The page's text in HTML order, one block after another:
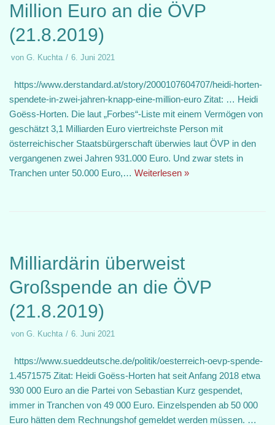
Million Euro an die ÖVP
(21.8.2019)
von G. Kuchta 6. Juni 2021
https://www.derstandard.at/story/2000107604707/heidi-horten-
spendete-in-zwei-jahren-knapp-eine-million-euro Zitat: … Heidi
Goëss-Horten. Die laut „Forbes“-Liste mit einem Vermögen von
geschätzt 3,1 Milliarden Euro viertreichste Person mit
österreichischer Staatsbürgerschaft überwies laut ÖVP in den
vergangenen zwei Jahren 931.000 Euro. Und zwar stets in
Tranchen unter 50.000 Euro,… Weiterlesen »
Milliardärin überweist
Großspende an die ÖVP
(21.8.2019)
von G. Kuchta 6. Juni 2021
https://www.sueddeutsche.de/politik/oesterreich-oevp-spende-
1.4571575 Zitat: Heidi Goëss-Horten hat seit Anfang 2018 etwa
930 000 Euro an die Partei von Sebastian Kurz gespendet,
immer in Tranchen von 49 000 Euro. Einzelspenden ab 50 000
Euro hätten dem Rechnungshof gemeldet werden müssen. …